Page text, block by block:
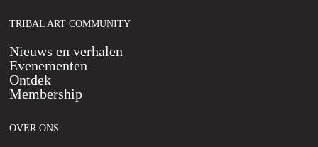
TRIBAL ART COMMUNITY
Nieuws en verhalen
Evenementen
Ontdek
Membership
OVER ONS